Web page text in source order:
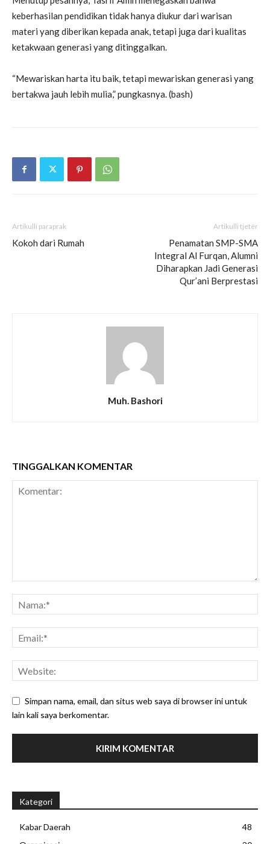
keberhasilan pendidikan tidak hanya diukur dari warisan
materi yang diberikan kepada anak, tetapi juga dari kualitas
ketakwaan generasi yang ditinggalkan.
“Mewariskan harta itu baik, tetapi mewariskan generasi yang
bertakwa jauh lebih mulia,” pungkasnya. (bash)
Artikulli paraprak
Kokoh dari Rumah
Artikulli tjetër
Penamatan SMP-SMA
Integral Al Furqan, Alumni
Diharapkan Jadi Generasi
Qur’ani Berprestasi
Muh. Bashori
TINGGALKAN KOMENTAR
Simpan nama, email, dan situs web saya di browser ini untuk
lain kali saya berkomentar.
Kategori
Kabar Daerah
48